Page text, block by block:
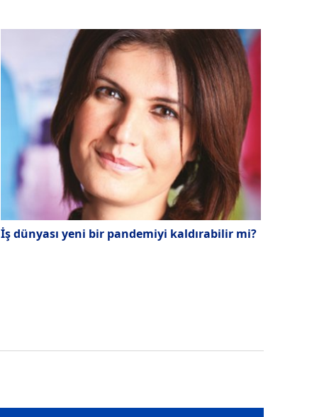
İş dünyası yeni bir pandemiyi kaldırabilir mi?